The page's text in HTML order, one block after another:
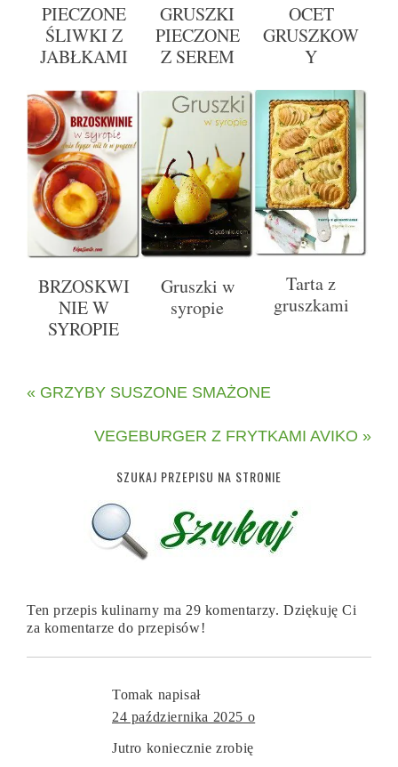
PIECZONE
ŚLIWKI Z
JABŁKAMI
GRUSZKI
PIECZONE
Z SEREM
OCET
GRUSZKOW
Y
BRZOSKWI
NIE W
SYROPIE
Gruszki w
syropie
Tarta z
gruszkami
« GRZYBY SUSZONE SMAŻONE
VEGEBURGER Z FRYTKAMI AVIKO »
SZUKAJ PRZEPISU NA STRONIE
Ten przepis kulinarny ma 29 komentarzy. Dziękuję Ci
za komentarze do przepisów!
Tomak napisał
24 października 2025 o
Jutro koniecznie zrobię